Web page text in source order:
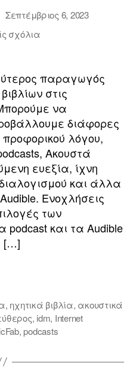
ανάρτησης
Σεπτέμβριος 6, 2023
σχόλιαεπί
&
Μετατροπή
ακουστικών
βιβλίων,
Podcast
και
πρωτότυπα
παραγωγός
στις
να
διάφορες
λόγου,
Ακουστά
ευεξία, ίχνη
και άλλα
Ενοχλήσεις
των
podcast και τα Audible
[…]
, ηχητικά βιβλία, ακουστικά
, idm, Internet
,podcasts